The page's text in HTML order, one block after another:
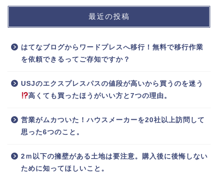
最近の投稿
はてなブログからワードプレスへ移行！無料で移行作業
を依頼できるってご存知ですか？
USJのエクスプレスパスの値段が高いから買うのを迷う
高くても買ったほうがいい方と7つの理由。
営業がムカついた！ハウスメーカーを20社以上訪問して
思った6つのこと。
2ｍ以下の擁壁がある土地は要注意。購入後に後悔しない
ために知ってほしいこと。